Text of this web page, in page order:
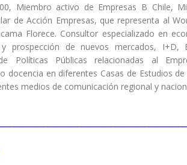
Miembro activo de Empresas B Chile,
de Acción Empresas, que representa al
Florece. Consultor especializado en
prospección de nuevos mercados, I+D,
Políticas Públicas relacionadas al
docencia en diferentes Casas de Estudios
medios de comunicación regional y